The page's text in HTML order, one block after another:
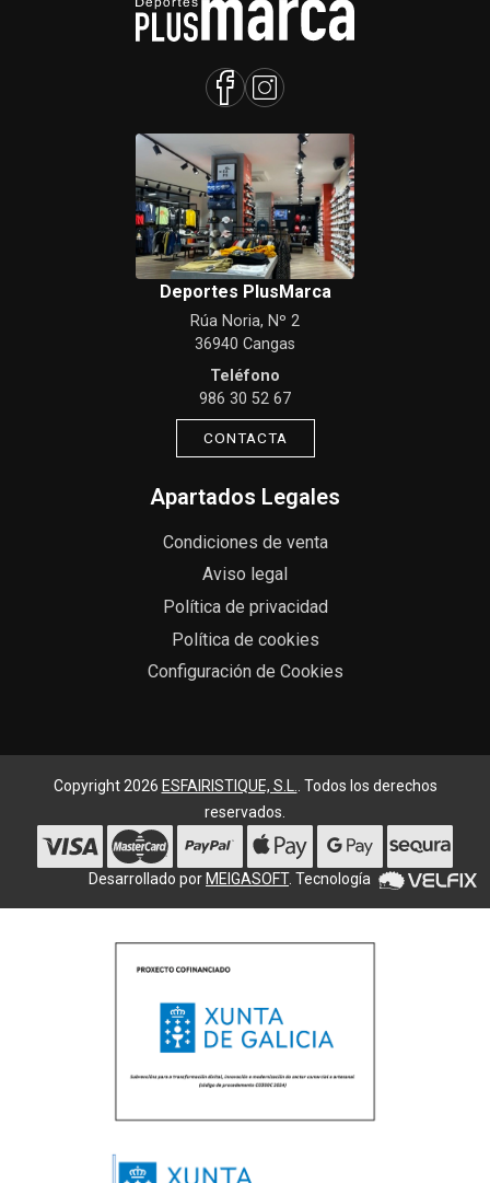
Deportes PlusMarca
Rúa Noria, Nº 2
36940 Cangas
Teléfono
986 30 52 67
CONTACTA
Apartados Legales
Condiciones de venta
Aviso legal
Política de privacidad
Política de cookies
Configuración de Cookies
Copyright 2026 ESFAIRISTIQUE, S.L.. Todos los derechos
reservados.
Desarrollado por MEIGASOFT. Tecnología